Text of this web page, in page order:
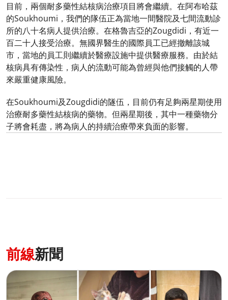
目前，兩個耐多藥性結核病治療項目將會繼續。在阿布哈茲
的Soukhoumi，我們的隊伍正為當地一間醫院及七間流動診
所的八十名病人提供治療。在格魯吉亞的Zougdidi，有近一
百二十人接受治療。無國界醫生的國際員工已經撤離該城
市，當地的員工則繼續於醫療設施中提供醫療服務。由於結
核病具有傳染性，病人的流動可能為曾經與他們接觸的人帶
來嚴重健康風險。
在Soukhoumi及Zougdidi的隧伍，目前仍有足夠兩星期使用
治療耐多藥性結核病的藥物。但兩星期後，其中一種藥物分
子將會耗盡，將為病人的持續治療帶來負面的影響。
前線新聞